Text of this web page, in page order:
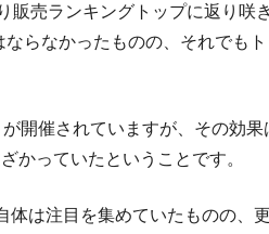
売ランキングトップに返り
らなかったものの、それでも
開催されていますが、その
かっていたということです。
は注目を集めていたものの